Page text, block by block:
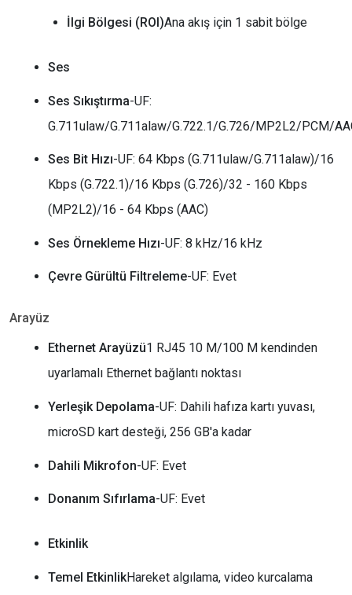
İlgi Bölgesi (ROI)Ana akış için 1 sabit bölge
Ses
Ses Sıkıştırma-UF:
G.711ulaw/G.711alaw/G.722.1/G.726/MP2L2/PCM/
Ses Bit Hızı-UF: 64 Kbps (G.711ulaw/G.711alaw)/16
Kbps (G.722.1)/16 Kbps (G.726)/32 - 160 Kbps
(MP2L2)/16 - 64 Kbps (AAC)
Ses Örnekleme Hızı-UF: 8 kHz/16 kHz
Çevre Gürültü Filtreleme-UF: Evet
Arayüz
Ethernet Arayüzü1 RJ45 10 M/100 M kendinden
uyarlamalı Ethernet bağlantı noktası
Yerleşik Depolama-UF: Dahili hafıza kartı yuvası,
microSD kart desteği, 256 GB'a kadar
Dahili Mikrofon-UF: Evet
Donanım Sıfırlama-UF: Evet
Etkinlik
Temel EtkinlikHareket algılama, video kurcalama